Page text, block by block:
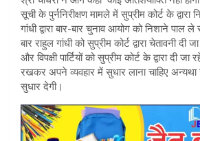
सूची के पुर्ननिरीक्षण मामले में सुप्रीम कोर्ट के
गांधी द्वारा बार-बार चुनाव आयोग को निशाने पाल
बार राहुल गांधी को सुप्रीम कोर्ट द्वारा चेतावनी
और विपक्षी पार्टियों को सुप्रीम कोर्ट के द्वारा दी जा
रखकर अपने व्यवहार में सुधार लाना चाहिए अन्यथा
सुधार देगी।